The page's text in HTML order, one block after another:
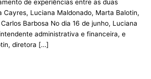
de experiências entre as duas
Cayres, Luciana Maldonado, Marta Balotin,
Barbosa No dia 16 de junho, Luciana
administrativa e financeira, e
diretora […]